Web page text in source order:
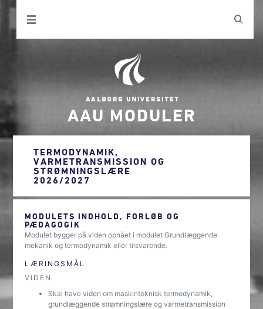
AAU MODULER
TERMODYNAMIK,
VARMETRANSMISSION OG
STRØMNINGSLÆRE
2026/2027
MODULETS INDHOLD, FORLØB OG
PÆDAGOGIK
Modulet bygger på viden opnået i modulet Grundlæggende
mekanik og termodynamik eller tilsvarende.
LÆRINGSMÅL
VIDEN
Skal have viden om maskinteknisk termodynamik,
grundlæggende strømningslære og varmetransmission